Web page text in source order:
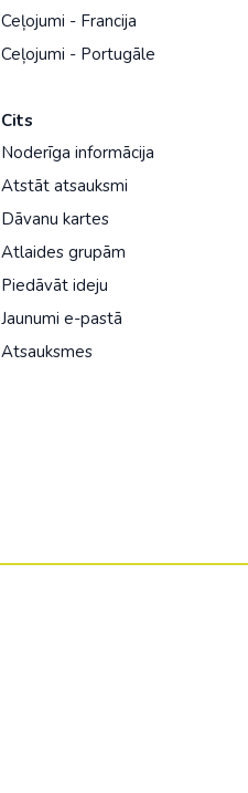
Ceļojumi - Francija
Ceļojumi - Portugāle
Cits
Noderīga informācija
Atstāt atsauksmi
Dāvanu kartes
Atlaides grupām
Piedāvāt ideju
Jaunumi e-pastā
Atsauksmes